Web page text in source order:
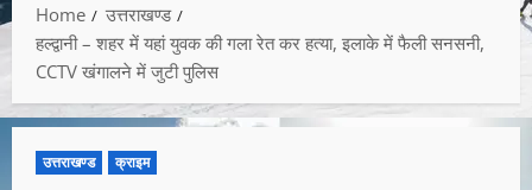
Home
उत्तराखण्ड
हल्द्वानी – शहर में यहां युवक की गला रेत कर हत्या, इलाके में फैली सनसनी,
CCTV खंगालने में जुटी पुलिस
उत्तराखण्ड क्राइम